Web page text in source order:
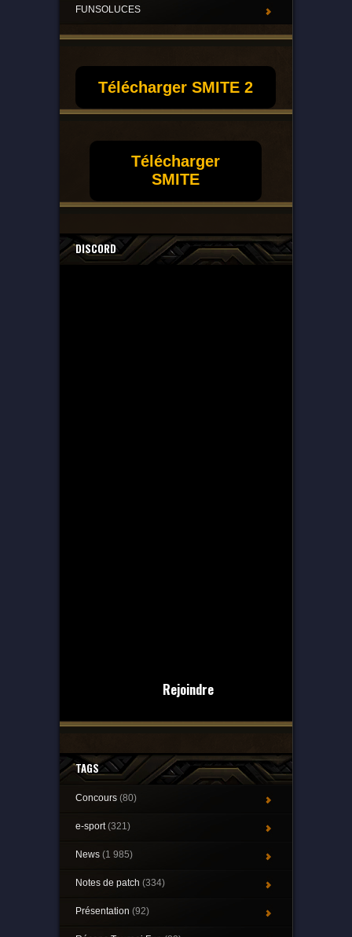
FUNSOLUCES
Télécharger SMITE 2
Télécharger
SMITE
DISCORD
Rejoindre
TAGS
Concours (80)
e-sport(321)
News (1 985)
Notes de patch (334)
Présentation (92)